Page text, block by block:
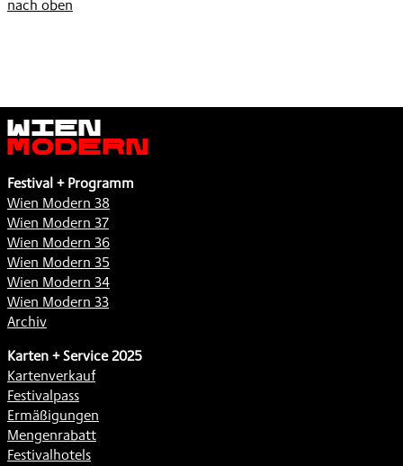
nach oben
Wien
Modern
Festival + Programm
Wien Modern 38
Wien Modern 37
Wien Modern 36
Wien Modern 35
Wien Modern 34
Wien Modern 33
Archiv
Karten + Service 2025
Kartenverkauf
Festivalpass
Ermäßigungen
Mengenrabatt
Festivalhotels